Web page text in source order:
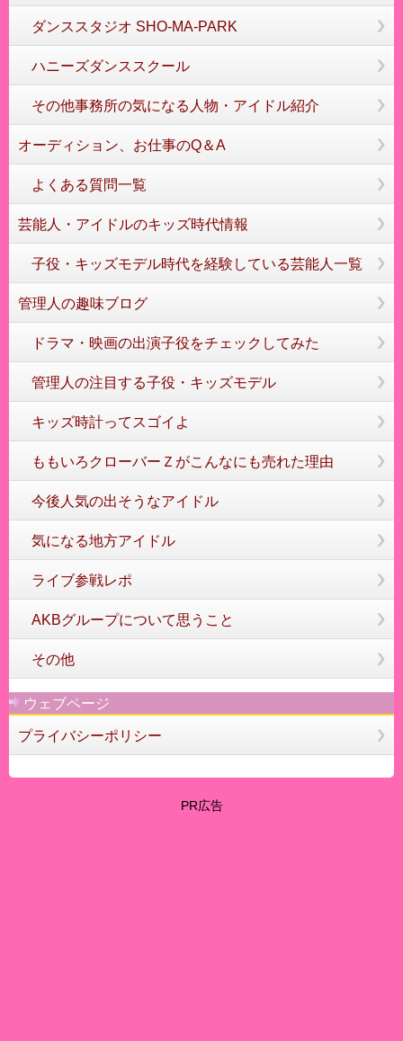
ダンススタジオ SHO-MA-PARK
ハニーズダンススクール
その他事務所の気になる人物・アイドル紹介
オーディション、お仕事のQ＆A
よくある質問一覧
芸能人・アイドルのキッズ時代情報
子役・キッズモデル時代を経験している芸能人一覧
管理人の趣味ブログ
ドラマ・映画の出演子役をチェックしてみた
管理人の注目する子役・キッズモデル
キッズ時計ってスゴイよ
ももいろクローバーＺがこんなにも売れた理由
今後人気の出そうなアイドル
気になる地方アイドル
ライブ参戦レポ
AKBグループについて思うこと
その他
ウェブページ
プライバシーポリシー
PR広告